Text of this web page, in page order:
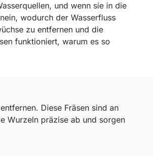
und wenn sie in die
wodurch der Wasserfluss
zu entfernen und die
funktioniert, warum es so
Diese Fräsen sind an
Wurzeln präzise ab und sorgen